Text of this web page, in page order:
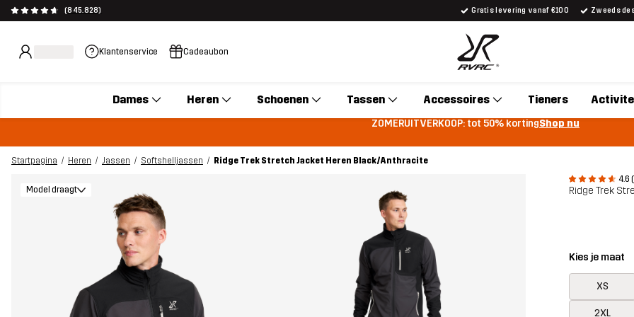
(845.828) Gratis levering vanaf €100 Zweeds
Klantenservice Cadeaubon
Dames Heren Schoenen Tassen Accessoires Tieners
ZOMERUITVERKOOP: tot 50% kortingShop nu
Startpagina Heren Jassen Softshelljassen
Ridge Trek Stretch Jacket Heren Black/Anthracite
4.6
Ridge Trek
Model draagt
Kies je maat
XS
2XL